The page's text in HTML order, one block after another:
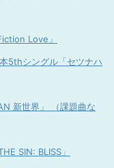
Love」
5thシングル「セツナハ
新世界」 （課題曲な
SIN: BLISS」